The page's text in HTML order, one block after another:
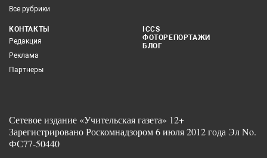
Все рубрики
КОНТАКТЫ
Редакция
Реклама
Партнеры
ICCS
ФОТОРЕПОРТАЖИ
БЛОГ
Сетевое издание «Учительская газета» 12+
Зарегистрировано Роскомнадзором 6 июля 2012 года Эл No.
ФС77-50440